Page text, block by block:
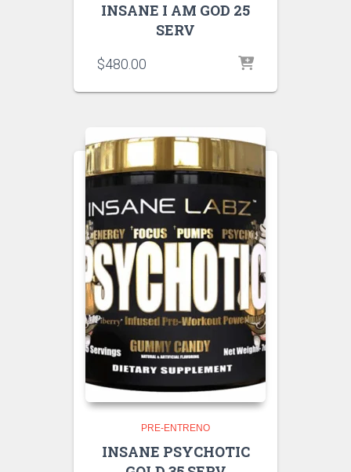
INSANE I AM GOD 25
SERV
$480.00
PRE-ENTRENO
INSANE PSYCHOTIC